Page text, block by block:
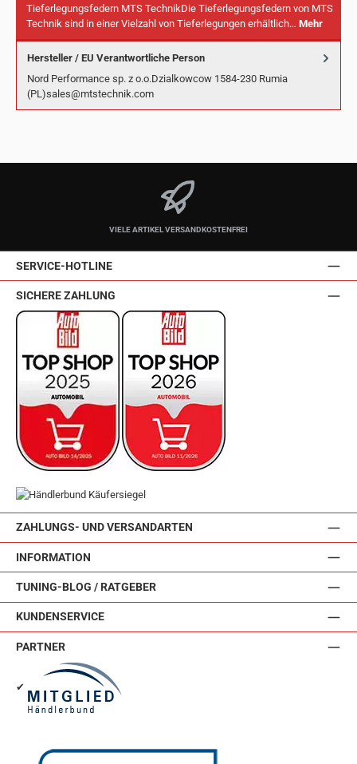
Tieferlegungsfedern MTS TechnikDie Tieferlegungsfedern von MTS
Technik sind in einer Vielzahl von Tieferlegungen erhältlich… Mehr
Hersteller / EU Verantwortliche Person
Nord Performance sp. z o.o.Dzialkowcow 1584-230 Rumia
(PL)sales@mtstechnik.com
VIELE ARTIKEL VERSANDKOSTENFREI
SERVICE-HOTLINE
ZAHLUNGS- UND VERSANDARTEN
INFORMATION
TUNING-BLOG / RATGEBER
KUNDENSERVICE
SICHERE ZAHLUNG
PARTNER
✔